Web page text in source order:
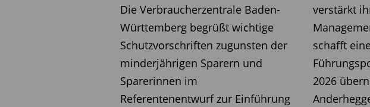
erhältlich.
Diesen Beitrag teilen:
Die Verbraucherzentrale Baden-
Württemberg begrüßt wichtige
Schutzvorschriften zugunsten der
minderjährigen Sparern und
Sparerinnen im
Referentenentwurf zur Einführung
verstärkt
schafft
2026